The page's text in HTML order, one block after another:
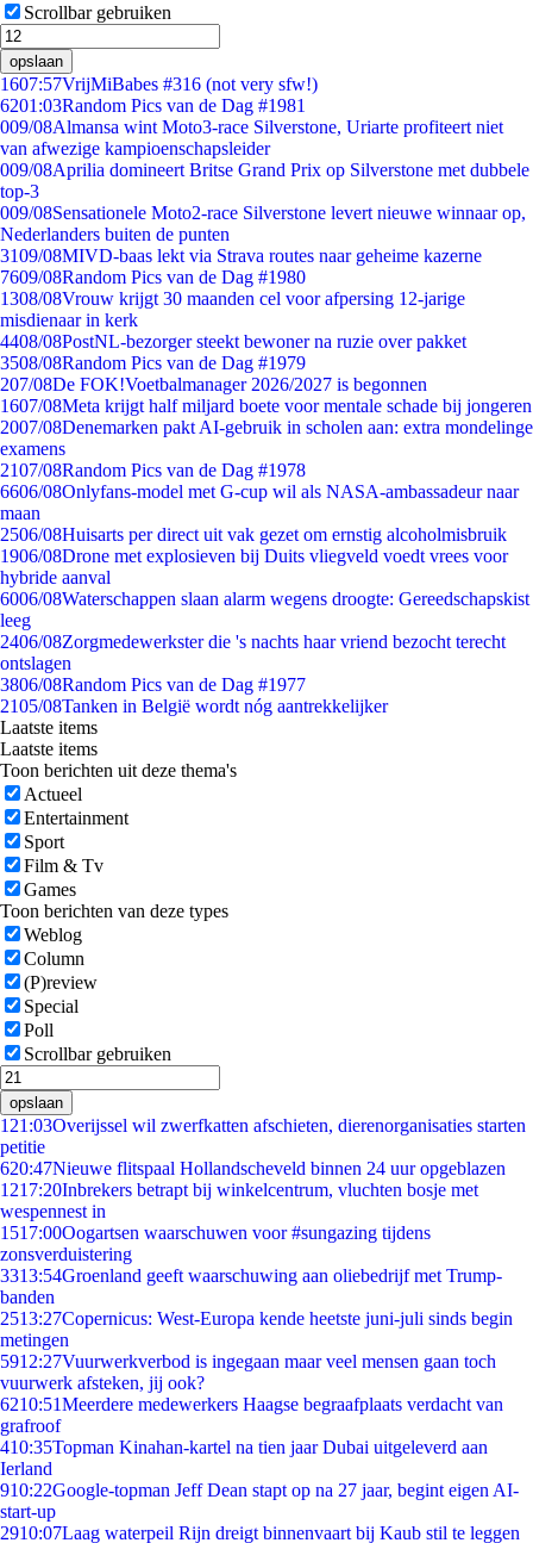
Scrollbar gebruiken
opslaan
1607:57VrijMiBabes #316 (not very sfw!)
6201:03Random Pics van de Dag #1981
009/08Almansa wint Moto3-race Silverstone, Uriarte profiteert niet
van afwezige kampioenschapsleider
009/08Aprilia domineert Britse Grand Prix op Silverstone met dubbele
top-3
009/08Sensationele Moto2-race Silverstone levert nieuwe winnaar op,
Nederlanders buiten de punten
3109/08MIVD-baas lekt via Strava routes naar geheime kazerne
7609/08Random Pics van de Dag #1980
1308/08Vrouw krijgt 30 maanden cel voor afpersing 12-jarige
misdienaar in kerk
4408/08PostNL-bezorger steekt bewoner na ruzie over pakket
3508/08Random Pics van de Dag #1979
207/08De FOK!Voetbalmanager 2026/2027 is begonnen
1607/08Meta krijgt half miljard boete voor mentale schade bij jongeren
2007/08Denemarken pakt AI-gebruik in scholen aan: extra mondelinge
examens
2107/08Random Pics van de Dag #1978
6606/08Onlyfans-model met G-cup wil als NASA-ambassadeur naar
maan
2506/08Huisarts per direct uit vak gezet om ernstig alcoholmisbruik
1906/08Drone met explosieven bij Duits vliegveld voedt vrees voor
hybride aanval
6006/08Waterschappen slaan alarm wegens droogte: Gereedschapskist
leeg
2406/08Zorgmedewerkster die 's nachts haar vriend bezocht terecht
ontslagen
3806/08Random Pics van de Dag #1977
2105/08Tanken in België wordt nóg aantrekkelijker
Laatste items
Laatste items
Toon berichten uit deze thema's
Actueel
Entertainment
Sport
Film & Tv
Games
Toon berichten van deze types
Weblog
Column
(P)review
Special
Poll
Scrollbar gebruiken
opslaan
1 21:03Overijssel wil zwerfkatten afschieten, dierenorganisaties starten
petitie
620:47Nieuwe flitspaal Hollandscheveld binnen 24 uur opgeblazen
1217:20Inbrekers betrapt bij winkelcentrum, vluchten bosje met
wespennest in
1517:00Oogartsen waarschuwen voor #sungazing tijdens
zonsverduistering
3313:54Groenland geeft waarschuwing aan oliebedrijf met Trump-
banden
2513:27Copernicus: West-Europa kende heetste juni-juli sinds begin
metingen
5912:27Vuurwerkverbod is ingegaan maar veel mensen gaan toch
vuurwerk afsteken, jij ook?
6210:51Meerdere medewerkers Haagse begraafplaats verdacht van
grafroof
410:35Topman Kinahan-kartel na tien jaar Dubai uitgeleverd aan
Ierland
910:22Google-topman Jeff Dean stapt op na 27 jaar, begint eigen AI-
start-up
2910:07Laag waterpeil Rijn dreigt binnenvaart bij Kaub stil te leggen